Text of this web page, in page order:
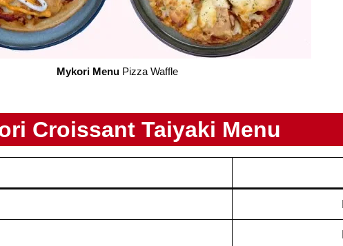
Mykori Menu Pizza Waffle
Croissant Taiyaki Menu